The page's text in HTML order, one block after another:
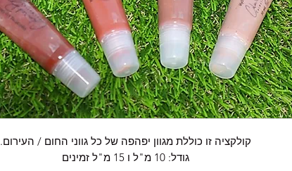
קולקציה זו כוללת מגוון יפהפה של כל גווני החום / העירום.
גודל: 10 מ"ל ו 15 מ"ל זמינים